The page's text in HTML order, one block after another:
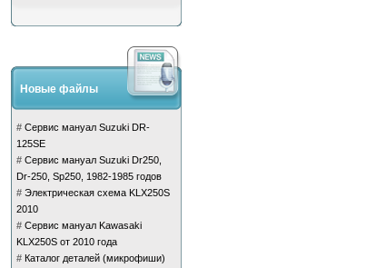
Новые файлы
# Сервис мануал Suzuki DR-
125SE
# Сервис мануал Suzuki Dr250,
Dr-250, Sp250, 1982-1985 годов
# Электрическая схема KLX250S
2010
# Сервис мануал Kawasaki
KLX250S от 2010 года
# Каталог деталей (микрофиши)